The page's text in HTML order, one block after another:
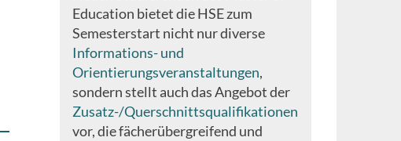
Education bietet die HSE zum
Semesterstart nicht nur diverse
Informations- und
Orientierungsveranstaltungen,
sondern stellt auch das Angebot der
Zusatz-/Querschnittsqualifikationen
vor, die fächerübergreifend und